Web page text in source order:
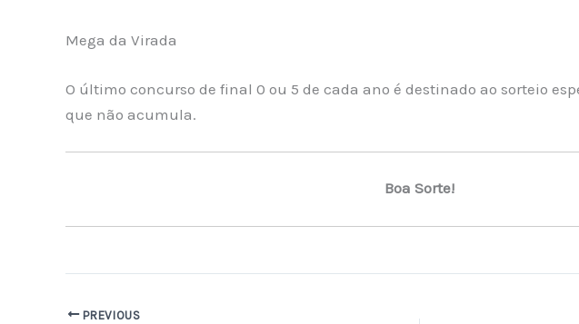
Mega da Virada
O último concurso de final 0 ou 5 de cada ano é destinado ao sorteio
que não acumula.
Boa Sorte!
PREVIOUS